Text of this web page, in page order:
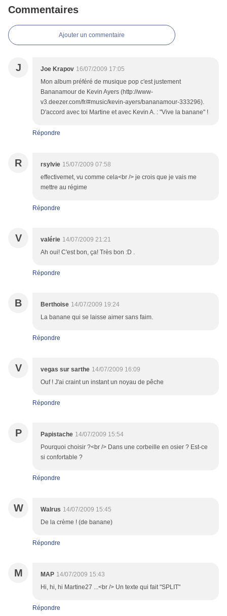
Commentaires
Ajouter un commentaire
J Joe Krapov 16/07/2009 17:05
Mon album préféré de musique pop c'est justement
Bananamour de Kevin Ayers (http://www-
v3.deezer.com/fr/#music/kevin-ayers/bananamour-333296).
D'accord avec toi Martine et avec Kevin A. : "Vive la banane" !
Répondre
R rsylvie 15/07/2009 07:58
effectivemet, vu comme cela<br /> je crois que je vais me
mettre au régime
Répondre
V valérie 14/07/2009 21:21
Ah oui! C'est bon, ça! Très bon :D .
Répondre
B Berthoise 14/07/2009 19:24
La banane qui se laisse aimer sans faim.
Répondre
V vegas sur sarthe 14/07/2009 16:09
Ouf ! J'ai craint un instant un noyau de pêche
Répondre
P Papistache 14/07/2009 15:54
Pourquoi choisir ?<br /> Dans une corbeille en osier ? Est-ce
si confortable ?
Répondre
W Walrus 14/07/2009 15:45
De la crème ! (de banane)
Répondre
M MAP 14/07/2009 15:43
Hi, hi, hi Martine27 ...<br /> Un texte qui fait "SPLIT"
Répondre